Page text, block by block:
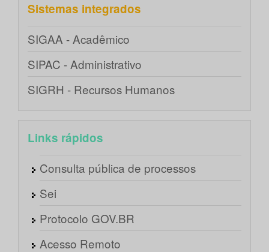
Sistemas integrados
SIGAA - Acadêmico
SIPAC - Administrativo
SIGRH - Recursos Humanos
Links rápidos
Consulta pública de processos
Sei
Protocolo GOV.BR
Acesso Remoto